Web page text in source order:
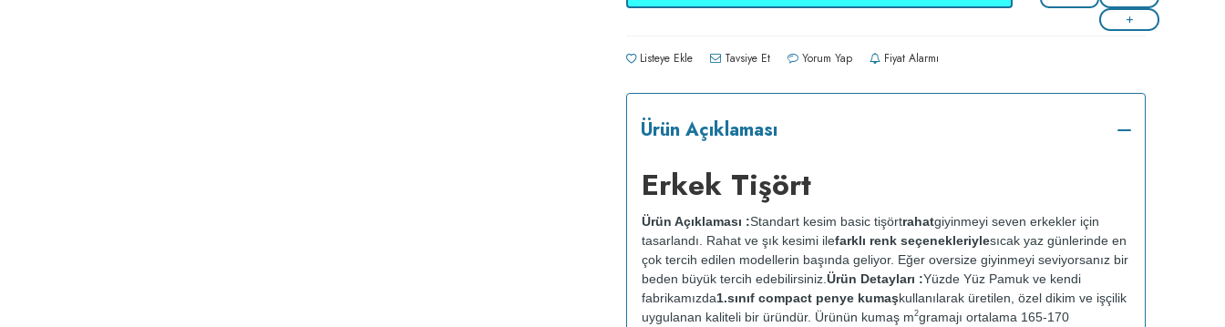
Listeye Ekle Tavsiye Et Yorum Yap Fiyat Alarmı
Ürün Açıklaması
Erkek Tişört
Ürün Açıklaması :Standart kesim basic tişörtrahatgiyinmeyi seven erkekler için
tasarlandı. Rahat ve şık kesimi ilefarklı renk seçenekleriylesıcak yaz günlerinde en
çok tercih edilen modellerin başında geliyor. Eğer oversize giyinmeyi seviyorsanız bir
beden büyük tercih edebilirsiniz. Ürün Detayları :Yüzde Yüz Pamuk ve kendi
fabrikamızda1.sınıf compact penye kumaşkullanılarak üretilen, özel dikim ve işçilik
uygulanan kaliteli bir üründür. Ürünün kumaş m2gramajı ortalama 165-170